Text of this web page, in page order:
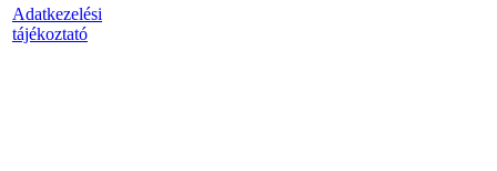
Adatkezelési
tájékoztató